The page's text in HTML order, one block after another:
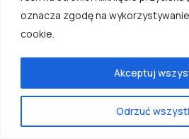
oznacza zgodę na
cookie.
Odrzuć
Akceptuj
Regulamin
Polityka